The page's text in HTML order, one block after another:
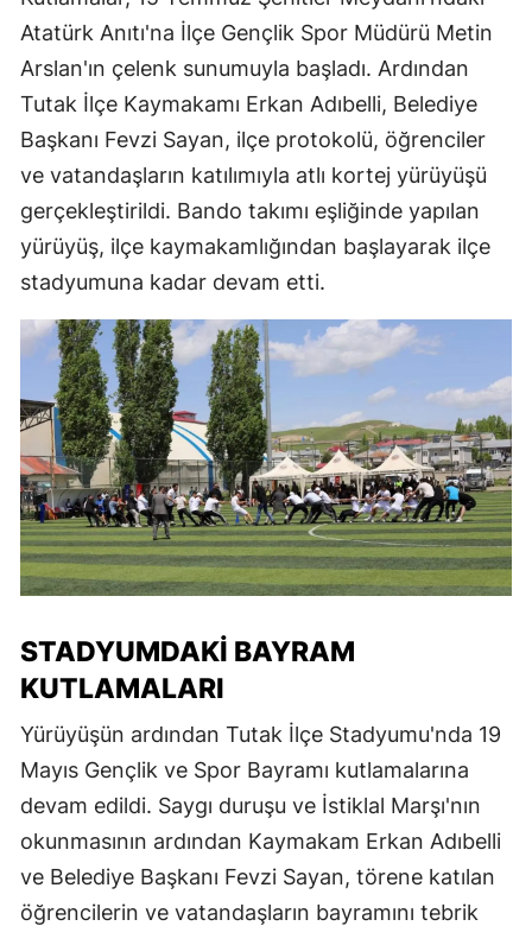
Atatürk Anıtı'na İlçe Gençlik Spor Müdürü Metin
Arslan'ın çelenk sunumuyla başladı. Ardından
Tutak İlçe Kaymakamı Erkan Adıbelli, Belediye
Başkanı Fevzi Sayan, ilçe protokolü, öğrenciler
ve vatandaşların katılımıyla atlı kortej yürüyüşü
gerçekleştirildi. Bando takımı eşliğinde yapılan
yürüyüş, ilçe kaymakamlığından başlayarak ilçe
stadyumuna kadar devam etti.
STADYUMDAKI BAYRAM
KUTLAMALARI
Yürüyüşün ardından Tutak İlçe Stadyumu'nda 19
Mayıs Gençlik ve Spor Bayramı kutlamalarına
devam edildi. Saygı duruşu ve İstiklal Marşı'nın
okunmasının ardından Kaymakam Erkan Adıbelli
ve Belediye Başkanı Fevzi Sayan, törene katılan
öğrencilerin ve vatandaşların bayramını tebrik